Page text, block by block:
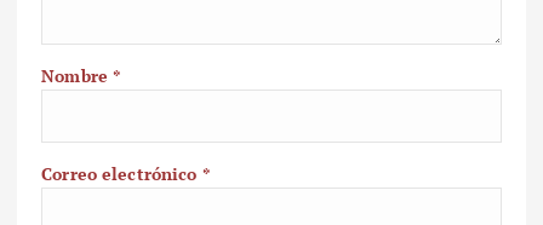
Nombre*
Correo electrónico *